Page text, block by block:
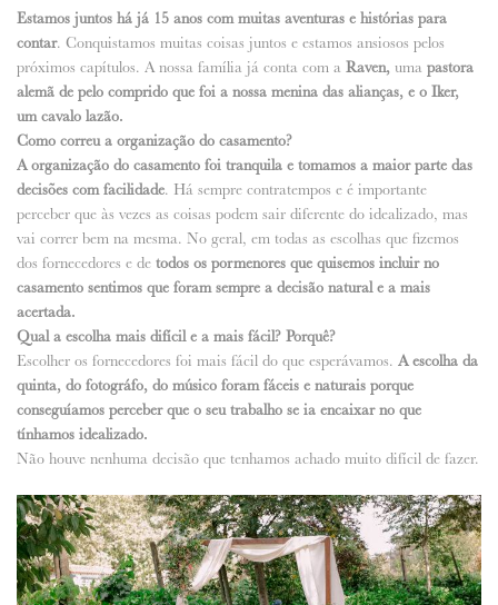
Estamos juntos há já 15 anos com muitas aventuras e histórias para
contar. Conquistamos muitas coisas juntos e estamos ansiosos pelos
próximos capítulos. A nossa família já conta com a Raven, uma pastora
alemã de pelo comprido que foi a nossa menina das alianças, e o Iker,
um cavalo lazão.
Como correu a organização do casamento?
A organização do casamento foi tranquila e tomamos a maior parte das
decisões com facilidade. Há sempre contratempos e é importante
perceber que às vezes as coisas podem sair diferente do idealizado, mas
vai correr bem na mesma. No geral, em todas as escolhas que fizemos
dos fornecedores e de todos os pormenores que quisemos incluir no
casamento sentimos que foram sempre a decisão natural e a mais
acertada.
Qual a escolha mais difícil e a mais fácil? Porquê?
Escolher os fornecedores foi mais fácil do que esperávamos. A escolha da
quinta, do fotográfo, do músico foram fáceis e naturais porque
conseguíamos perceber que o seu trabalho se ia encaixar no que
tínhamos idealizado.
Não houve nenhuma decisão que tenhamos achado muito difícil de fazer.